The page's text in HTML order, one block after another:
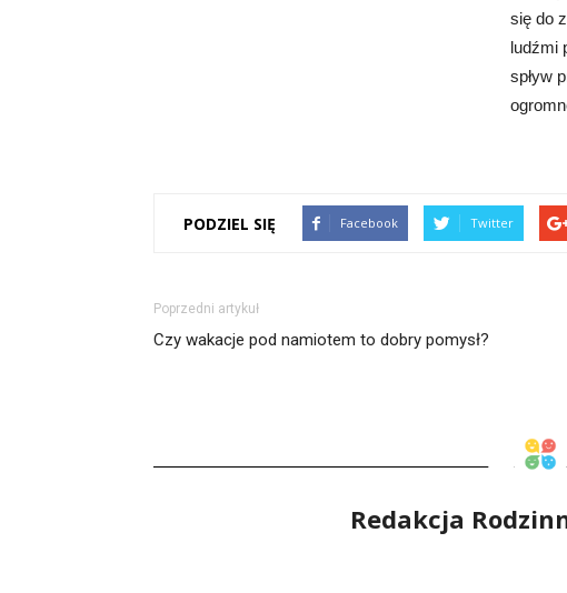
się do
ludźmi
spływ
PODZIEL SIĘ Facebook Twitter
Poprzedni artykuł
Czy wakacje pod namiotem to dobry pomysł?
Redakcja